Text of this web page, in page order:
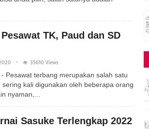
TK, Paud dan SD
35610 Views
Pesawat terbang merupakan salah satu
kali digunakan oleh beberapa orang
nyaman,...
Sasuke Terlengkap 2022